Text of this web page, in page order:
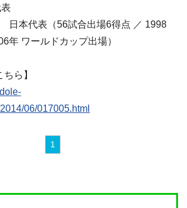
日本代表（56試合出場6得点 ／ 1998
年 ワールドカップ出場）
ら】
06/017005.html
1